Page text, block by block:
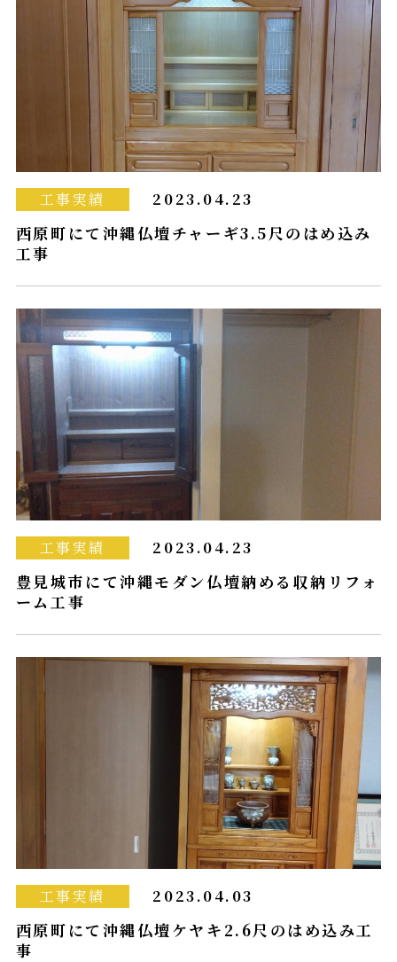
工事実績 2023.04.23
西原町にて沖縄仏壇チャーギ3.5尺のはめ込み
工事
工事実績 2023.04.23
豊見城市にて沖縄モダン仏壇納める収納リフォ
ーム工事
工事実績 2023.04.03
西原町にて沖縄仏壇ケヤキ2.6尺のはめ込み工
事